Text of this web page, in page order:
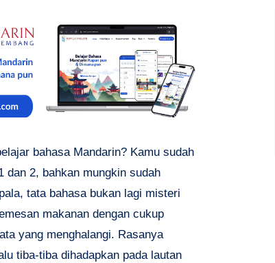
bahasa Mandarin? Kamu sudah
dan 2, bahkan mungkin sudah
tata bahasa bukan lagi misteri
makanan dengan cukup
yang menghalangi. Rasanya
tiba-tiba dihadapkan pada lautan